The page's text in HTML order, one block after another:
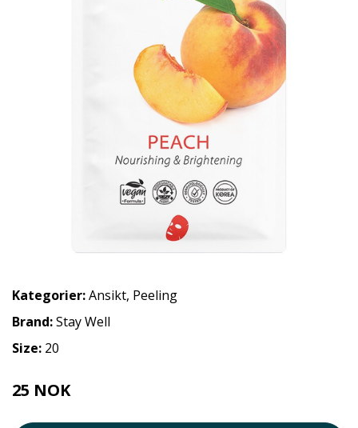
Kategorier:Ansikt, Peeling
Brand:Stay Well
Size: 20
25 NOK